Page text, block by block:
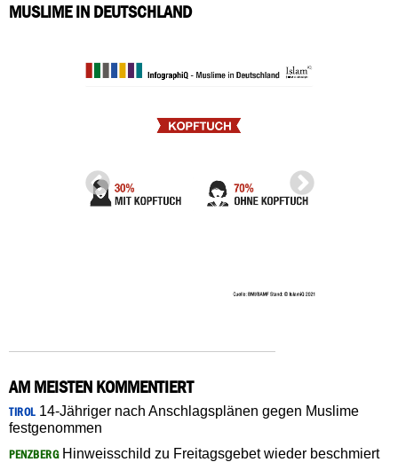
MUSLIME IN DEUTSCHLAND
AM MEISTEN KOMMENTIERT
TIROL14-Jähriger nach Anschlagsplänen gegen Muslime
festgenommen
PENZBERGHinweisschild zu Freitagsgebet wieder beschmiert